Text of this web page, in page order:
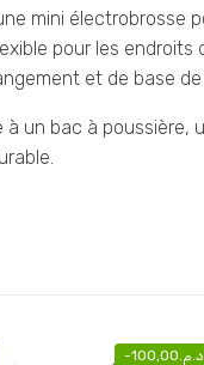
mini électrobrosse
pour les endroits
et de base
un bac à
- د.م. 100,00